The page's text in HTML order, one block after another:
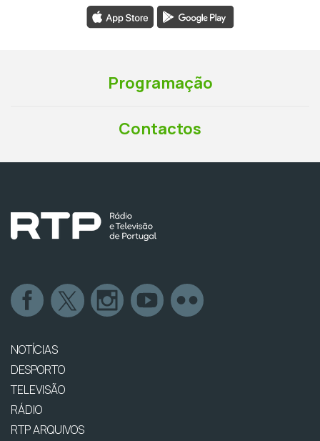
Programação
Contactos
NOTÍCIAS
DESPORTO
TELEVISÃO
RÁDIO
RTP ARQUIVOS